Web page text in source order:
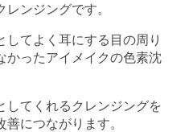
ンジングです。
してよく耳にする目の周り
かったアイメイクの色素沈
してくれるクレンジングを
につながります。